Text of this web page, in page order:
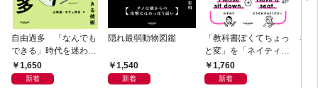
自由過多 「なんでも
できる」時代を迷わず
生きる技術
1,650
新着
隠れ最弱動物図鑑
1,540
新着
「教科書ぽくてちょっ
と変」を「ネイティヴ
みたいでなんかいい」
に変える教科書英語ア
1,760
新着
科